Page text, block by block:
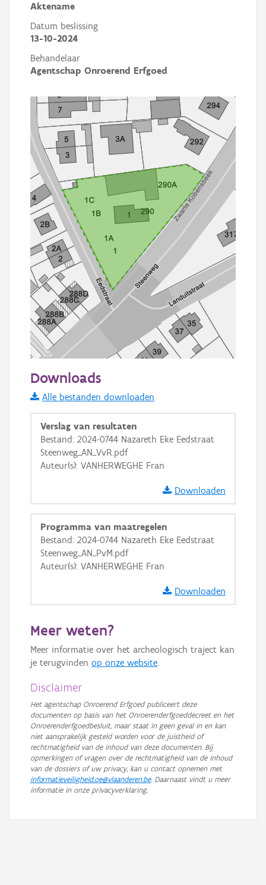
Aktename
Datum beslissing
13-10-2024
Behandelaar
Agentschap Onroerend Erfgoed
Informatie Vlaanderen
i
+ −
Basis Lagen
OSM-Basiskaart
GRB-Basiskaart
GRB-Basiskaart in grijswaarden
Downloads
Alle bestanden downloaden
Verslag van resultaten
Bestand: 2024-0744 Nazareth Eke Eedstraat
Steenweg_AN_VvR.pdf
Auteur(s): VANHERWEGHE Fran
Downloaden
Programma van maatregelen
Bestand: 2024-0744 Nazareth Eke Eedstraat
Steenweg_AN_PvM.pdf
Auteur(s): VANHERWEGHE Fran
Downloaden
Meer weten?
Meer informatie over het archeologisch traject kan
je terugvinden op onze website.
Disclaimer
Het agentschap Onroerend Erfgoed publiceert deze
documenten op basis van het Onroerenderfgoeddecreet en het
Onroerenderfgoedbesluit, maar staat in geen geval in en kan
niet aansprakelijk gesteld worden voor de juistheid of
rechtmatigheid van de inhoud van deze documenten. Bij
opmerkingen of vragen over de rechtmatigheid van de inhoud
van de dossiers of uw privacy, kan u contact opnemen met
informatieveiligheid.oe@vlaanderen.be. Daarnaast vindt u meer
informatie in onze privacyverklaring.